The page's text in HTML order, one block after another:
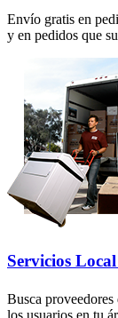
Envío gratis en
y en pedidos que
Servicios
Busca